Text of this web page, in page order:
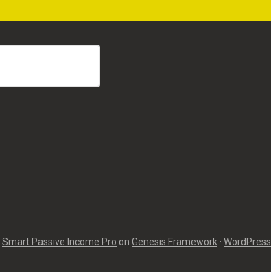
Smart Passive Income Pro on Genesis Framework · WordPress